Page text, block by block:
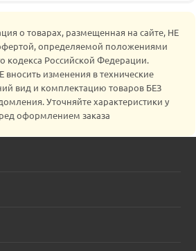
о товарах, размещенная на сайте, НЕ
определяемой положениями
кодекса Российской Федерации.
изменения в технические
вид и комплектацию товаров БЕЗ
Уточняйте характеристики у
оформлением заказа